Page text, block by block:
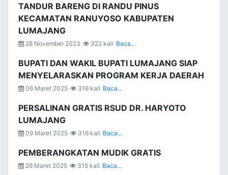
TANDUR BARENG DI RANDU PINUS
KECAMATAN RANUYOSO KABUPATEN
LUMAJANG
28 November 2023 322 kali Baca...
BUPATI DAN WAKIL BUPATI LUMAJANG SIAP
MENYELARASKAN PROGRAM KERJA DAERAH
06 Maret 2025 316 kali Baca...
PERSALINAN GRATIS RSUD DR. HARYOTO
LUMAJANG
09 Maret 2025 316 kali Baca...
PEMBERANGKATAN MUDIK GRATIS
29 Maret 2025 315 kali Baca...